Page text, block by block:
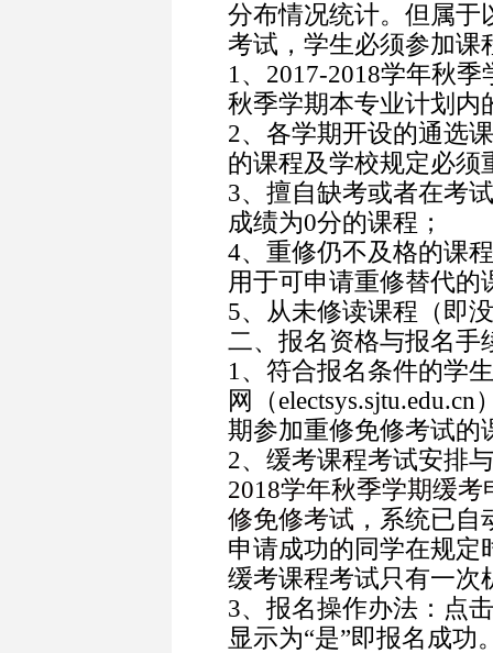
分布情况统计。但属于
考试，学生必须参加课
1、2017-2018学年秋
秋季学期本专业计划内
2、各学期开设的通选
的课程及学校规定必须
3、擅自缺考或者在考
成绩为0分的课程；
4、重修仍不及格的课
用于可申请重修替代的
5、从未修读课程（即
二、报名资格与报名手
1、符合报名条件的学
网（electsys.sjtu.edu.cn
期参加重修免修考试的
2、缓考课程考试安排
2018学年秋季学期缓考
修免修考试 ，系统已
申请成功的同学在规定
缓考课程考试只有一次
3、报名操作办法：点
显示为“是”即报名成功